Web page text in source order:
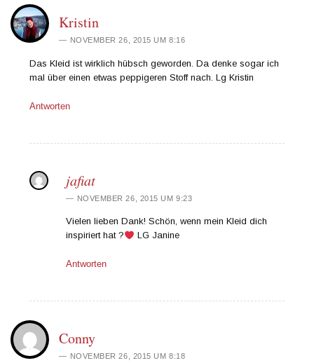
Kristin
NOVEMBER 26, 2015 UM 8:16
Das Kleid ist wirklich hübsch geworden. Da denke sogar ich
mal über einen etwas peppigeren Stoff nach. Lg Kristin
Antworten
jafiat
NOVEMBER 26, 2015 UM 9:23
Vielen lieben Dank! Schön, wenn mein Kleid dich
inspiriert hat ?
LG Janine
Antworten
Conny
NOVEMBER 26, 2015 UM 8:18